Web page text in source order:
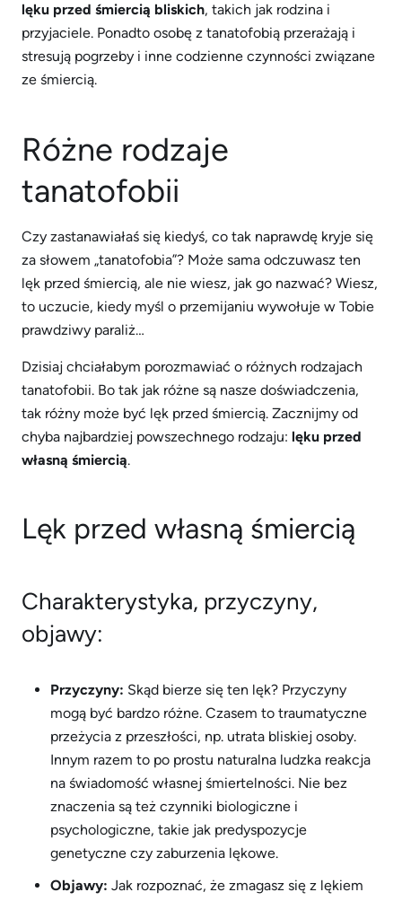
lęku przed śmiercią bliskich, takich jak rodzina i
przyjaciele. Ponadto osobę z tanatofobią przerażają i
stresują pogrzeby i inne codzienne czynności związane
ze śmiercią.
Różne rodzaje
tanatofobii
Czy zastanawiałaś się kiedyś, co tak naprawdę kryje się
za słowem „tanatofobia”? Może sama odczuwasz ten
lęk przed śmiercią, ale nie wiesz, jak go nazwać? Wiesz,
to uczucie, kiedy myśl o przemijaniu wywołuje w Tobie
prawdziwy paraliż…
Dzisiaj chciałabym porozmawiać o różnych rodzajach
tanatofobii. Bo tak jak różne są nasze doświadczenia,
tak różny może być lęk przed śmiercią. Zacznijmy od
chyba najbardziej powszechnego rodzaju: lęku przed
własną śmiercią.
Lęk przed własną śmiercią
Charakterystyka, przyczyny,
objawy:
Przyczyny: Skąd bierze się ten lęk? Przyczyny
mogą być bardzo różne. Czasem to traumatyczne
przeżycia z przeszłości, np. utrata bliskiej osoby.
Innym razem to po prostu naturalna ludzka reakcja
na świadomość własnej śmiertelności. Nie bez
znaczenia są też czynniki biologiczne i
psychologiczne, takie jak predyspozycje
genetyczne czy zaburzenia lękowe.
Objawy: Jak rozpoznać, że zmagasz się z lękiem